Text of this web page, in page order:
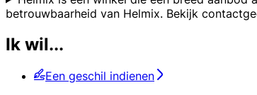
betrouwbaarheid van Helmix. Bekijk
Ik wil...
Een geschil indienen